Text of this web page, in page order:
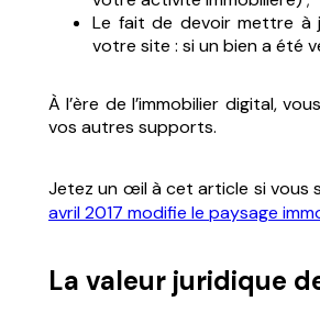
Le fait de devoir mettre à
votre site : si un bien a été
À l’ère de l’immobilier digital,
vos autres supports.
Jetez un œil à cet article si vous
avril 2017 modifie le paysage
La valeur juridique